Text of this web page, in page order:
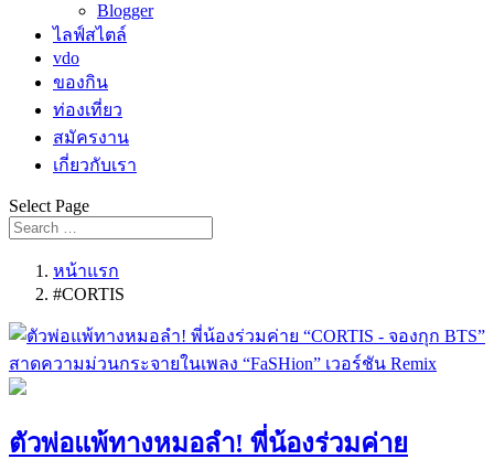
Blogger
ไลฟ์สไตล์
vdo
ของกิน
ท่องเที่ยว
สมัครงาน
เกี่ยวกับเรา
Select Page
หน้าแรก
#CORTIS
ตัวพ่อแพ้ทางหมอลำ! พี่น้องร่วมค่าย